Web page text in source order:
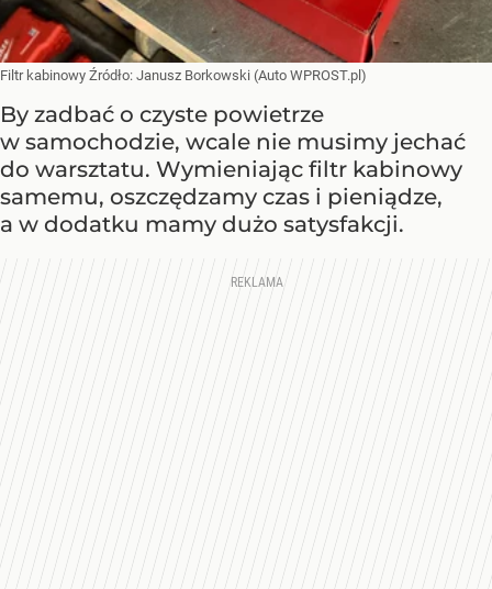
Filtr kabinowy Źródło: Janusz Borkowski (Auto WPROST.pl)
By zadbać o czyste powietrze
w samochodzie, wcale nie musimy jechać
do warsztatu. Wymieniając filtr kabinowy
samemu, oszczędzamy czas i pieniądze,
a w dodatku mamy dużo satysfakcji.